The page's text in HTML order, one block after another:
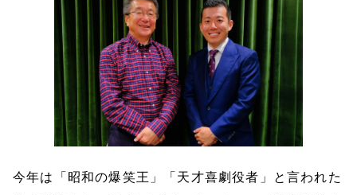
今年は「昭和の爆笑王」「天才喜劇役者」と言われた